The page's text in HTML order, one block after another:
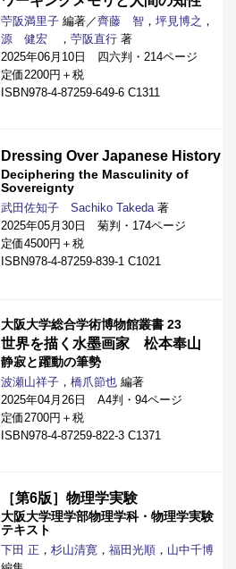
苧阪満里子 編著／齊藤 智 ， 坪見博之 ，
源 健宏
， 苧阪直行 著
2025年06月10日 四六判・214ページ
定価2200円＋税
ISBN978-4-87259-649-6 C1311
Dressing Over Japanese History
Deciphering the Masculinity of
Sovereignty
武田佐知子 Sachiko Takeda 著
2025年05月30日 菊判・174ページ
定価4500円＋税
ISBN978-4-87259-839-1 C1021
大阪大学総合学術博物館叢書 23
世界を描く水墨画家 松本奉山
静寂と躍動の筆勢
波瀬山祥子 ， 橋爪節也 編著
2025年04月26日 A4判・94ページ
定価2700円＋税
ISBN978-4-87259-822-3 C1371
［第6版］物理学実験
大阪大学理学部物理学科・物理学実験
テキスト
下田 正 ， 杉山清寛 ， 福田光順 ， 山中千博